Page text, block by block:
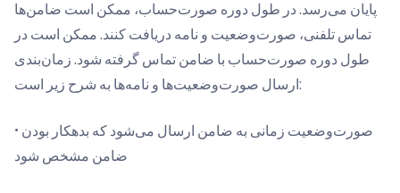
پایان می‌رسد. در طول دوره صورت‌حساب، ممکن است ضامن‌ها
تماس تلفنی، صورت‌وضعیت و نامه دریافت کنند. ممکن است در
طول دوره صورت‌حساب با ضامن تماس گرفته شود. زمان‌بندی
ارسال صورت‌وضعیت‌ها و نامه‌ها به شرح زیر است:
• صورت‌وضعیت زمانی به ضامن ارسال می‌شود که بدهکار بودن
ضامن مشخص شود